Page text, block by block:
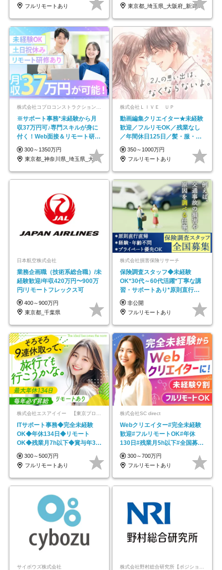
フルリモートあり
東京都_埼玉県_大阪府_新潟県_福岡県
※サポート事務*未経験から月
収37万円可♪専門スキルが身に
付く！Web面接＆リモート研修
も充実♪/a
300～1350万円
東京都_神奈川県_埼玉県_大阪府_愛知県…
株式会社ＬＩＶＥ ＵＰ
動画編集クリエイター★未経験
歓迎／フルリモOK／残業なし
／年間休日125日／髪・服・ネ
イル自由／研修充実で安心
350～1000万円
フルリモートあり
日本航空株式会社
業務企画職（技術系総合職）/未
経験歓迎/年収420万円〜900万
円/リモートフレックス可
400～900万円
東京都_千葉県
株式会社損害保険リサーチ
保険調査スタッフ◆未経験
OK*30代～60代活躍*丁寧な講
習・サポートあり*原則直行直
帰／全国募集・業務委託
非公開
フルリモートあり
ITサポート事務◆完全未経験
OK◆年休134日◆リモート
OK◆残業月7h以下◆賞与年3回
◆5年目まで必ず昇給
300～500万円
フルリモートあり
株式会社SC direct
Webクリエイター#完全未経験
歓迎#フルリモートOK#年休
130日#残業月5h以下#全国募集
#最大1年の研修
300～700万円
フルリモートあり
サイボウズ株式会社